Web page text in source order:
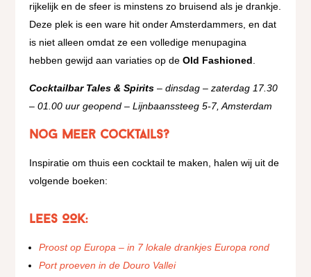
rijkelijk en de sfeer is minstens zo bruisend als je drankje.
Deze plek is een ware hit onder Amsterdammers, en dat
is niet alleen omdat ze een volledige menupagina
hebben gewijd aan variaties op deOld Fashioned
Cocktailbar Tales & Spirits – dinsdag – zaterdag 17.30
– 01.00 uur geopend – Lijnbaanssteeg 5-7, Amsterdam
Nog meer cocktails?
Inspiratie om thuis een cocktail te maken, halen wij uit de
volgende boeken:
LEES OOK:
Proost op Europa – in 7 lokale drankjes Europa rond
Port proeven in de Douro Vallei